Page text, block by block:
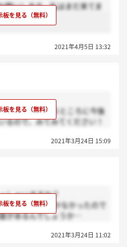
願いします。私はまだ来てま
2021年4月5日 13:32
動の流れというところに今後
ので、みてみてください！
2021年3月24日 15:09
しゃいますか？
検査の連絡しかなかったので
があるんでしょうか…
2021年3月24日 11:02